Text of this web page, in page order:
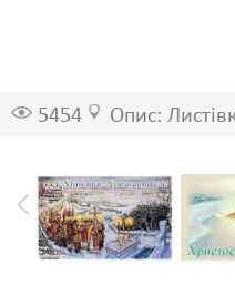
5454 Опис: